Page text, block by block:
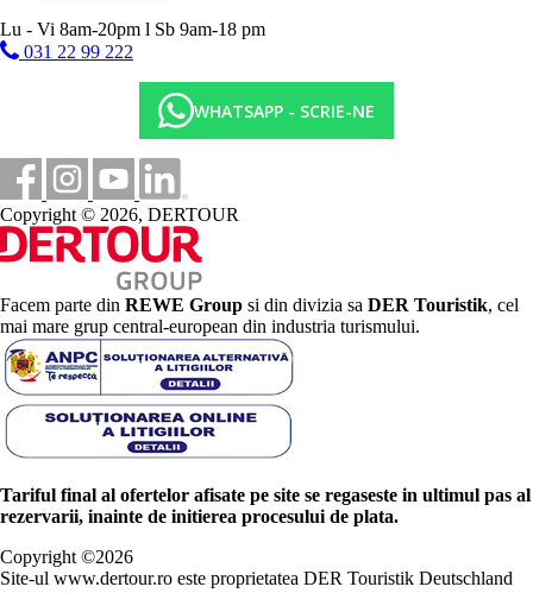
Lu - Vi 8am-20pm l Sb 9am-18 pm
031 22 99 222
WHATSAPP - SCRIE-NE
Copyright © 2026, DERTOUR
Facem parte din REWE Group si din divizia sa DER Touristik, cel
mai mare grup central-european din industria turismului.
Tariful final al ofertelor afisate pe site se regaseste in ultimul pas al
rezervarii, inainte de initierea procesului de plata.
Copyright ©2026
Site-ul www.dertour.ro este proprietatea DER Touristik Deutschland